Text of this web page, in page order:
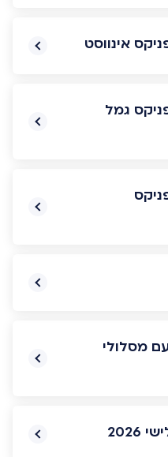
אינווסט
גמל
מסלולי